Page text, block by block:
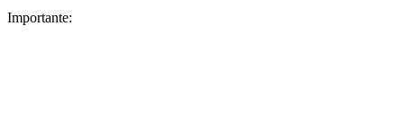
Importante: